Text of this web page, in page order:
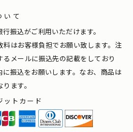
いて
振込がご利用いただけます。
料はお客様負担でお願い致します。注
メールに振込先の記載をしており
に振込をお願いします。なお、商品は
ます。
ットカード